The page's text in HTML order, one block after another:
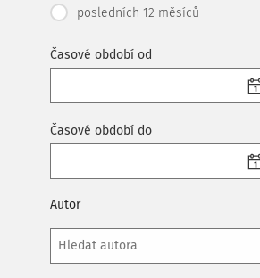
posledních 12 měsíců
Časové období od
Časové období do
Autor